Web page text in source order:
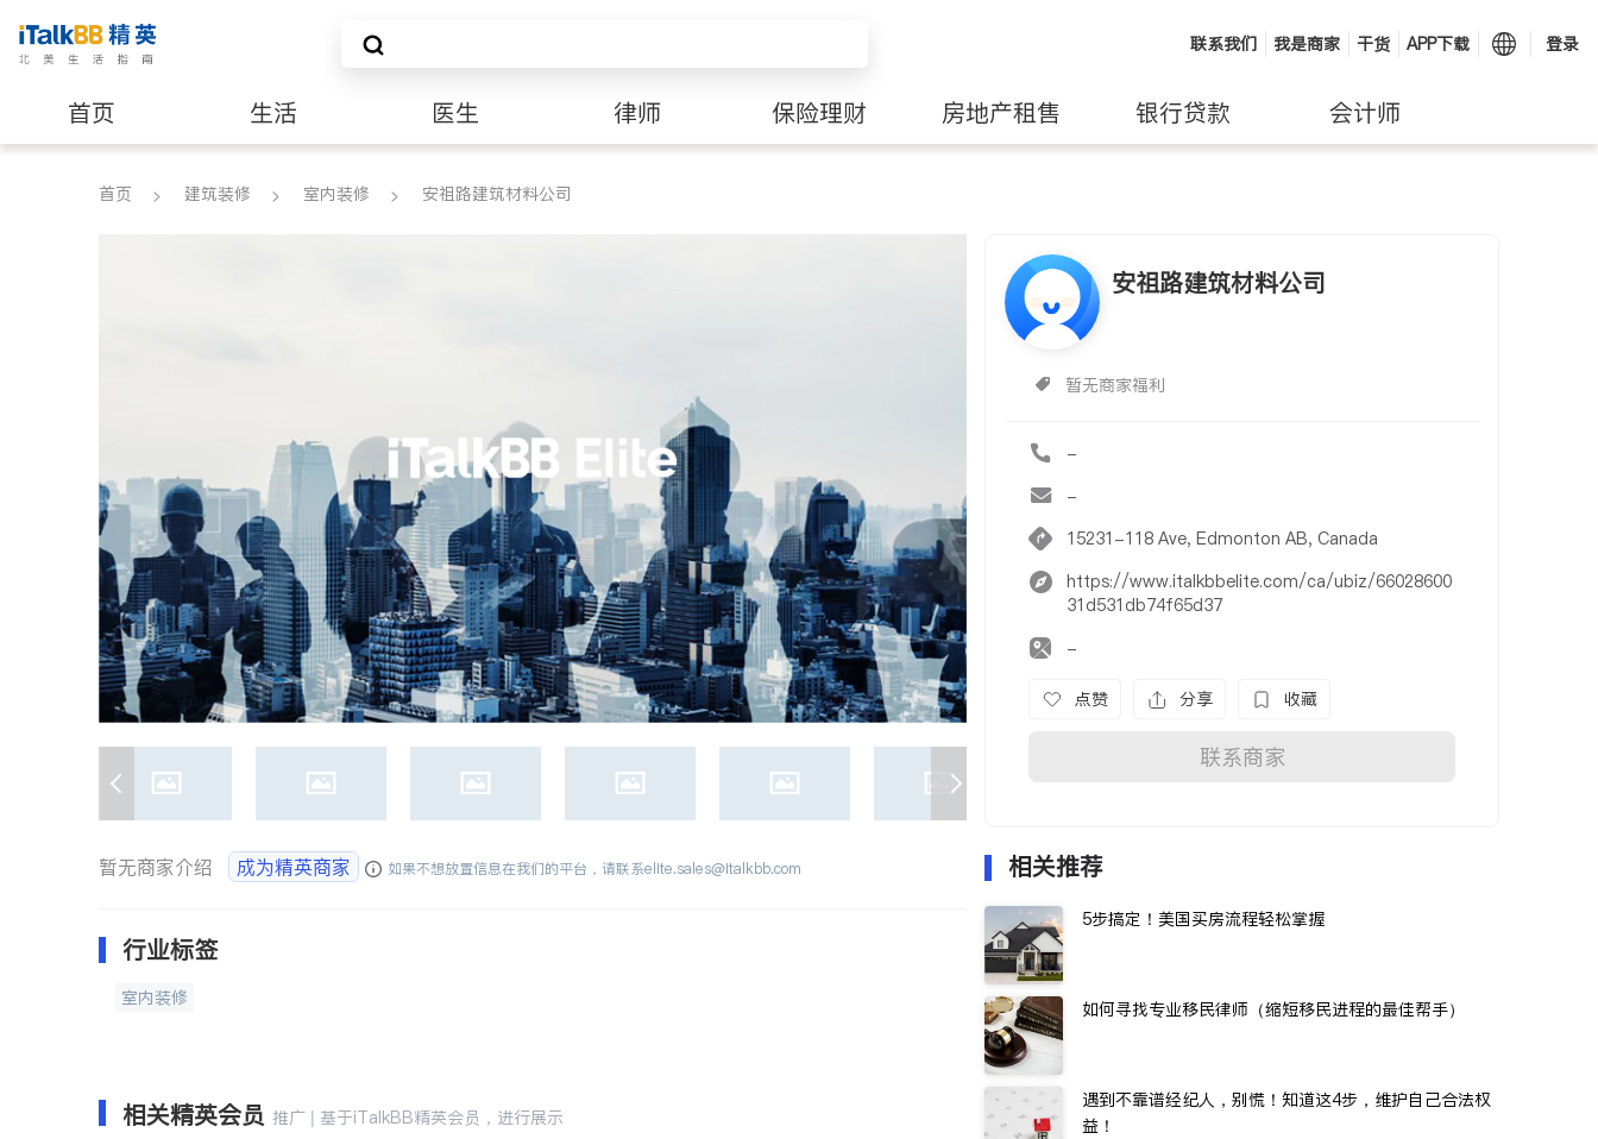
联系我们 我是商家 干货 APP下载 登录
首页 生活 医生 律师 保险理财 房地产租售 银行贷款 会计师
建筑装修
首页 建筑装修 室内装修 安祖路建筑材料公司
安祖路建筑材料公司
暂无商家福利
-
-
15231-118 Ave, Edmonton AB, Canada
https://www.italkbbelite.com/ca/ubiz/66028600
31d531db74f65d37
-
点赞 分享 收藏
联系商家
暂无商家介绍 成为精英商家 如果不想放置信息在我们的平台，请联系elite.sales@italkbb.com
行业标签
室内装修
相关精英会员 推广 | 基于iTalkBB精英会员，进行展示
相关推荐
5步搞定！美国买房流程轻松掌握
如何寻找专业移民律师（缩短移民进程的最佳帮手）
遇到不靠谱经纪人，别慌！知道这4步，维护自己合法权
益！